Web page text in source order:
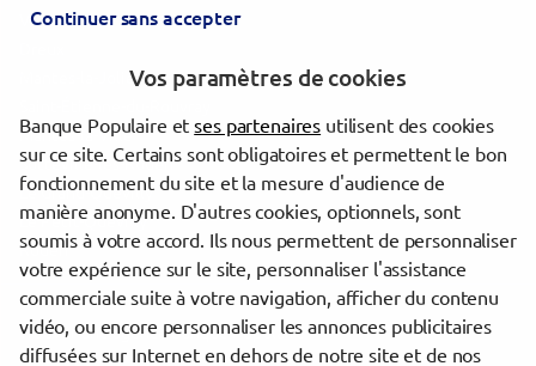
Vernon
Mantes-la-Jolie
Mantes-la-Ville
Sotteville-lès-Rouen
Le Grand-Quevilly
Le Petit-Quevilly
Rouen
Trouver une agence Banque Populaire
Eure
Continuer sans accepter
Vos paramètres de cookies
Banque Populaire etses partenaires utilisent des cookies
sur ce site. Certains sont obligatoires et permettent le bon
fonctionnement du site et la mesure d'audience de
manière anonyme. D'autres cookies, optionnels, sont
soumis à votre accord. Ils nous permettent de personnaliser
votre expérience sur le site, personnaliser l'assistance
commerciale suite à votre navigation, afficher du contenu
vidéo, ou encore personnaliser les annonces publicitaires
diffusées sur Internet en dehors de notre site et de nos